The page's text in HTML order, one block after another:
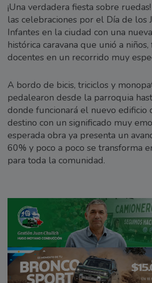
¡Una verdadera fiesta sobre
las celebraciones por el Día de los
Infantes en la ciudad con una
histórica caravana que unió a
docentes en un recorrido muy
A bordo de bicis, triciclos y
pedalearon desde la parroquia
donde funcionará el nuevo edificio
destino con un significado muy
esperada obra ya presenta un
60% y poco a poco se transforma
para toda la comunidad.